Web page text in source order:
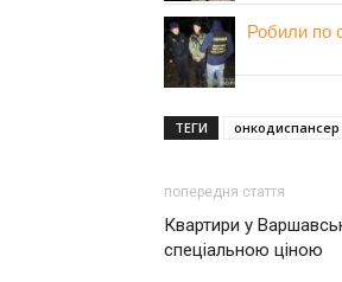
Робили по
ТЕГИ онкодиспансер
попередня стаття
Квартири у
спеціальною ціною